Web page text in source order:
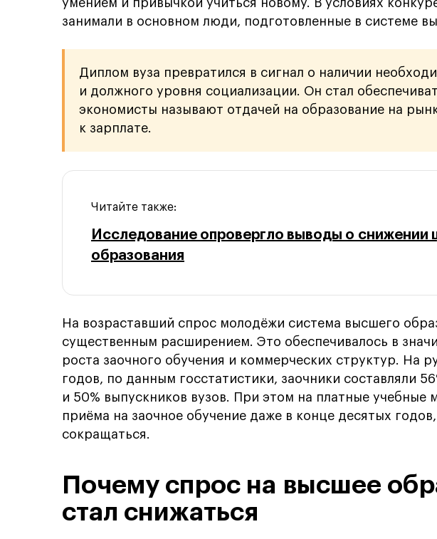
умением и привычкой учиться новому. В условиях
занимали в основном люди, подготовленные в системе
Диплом вуза превратился в сигнал о наличии
и должного уровня социализации. Он стал
экономисты называют отдачей на образование на
к зарплате.
Читайте также:
Исследование опровергло выводы о снижении
образования
На возраставший спрос молодёжи система высшего
существенным расширением. Это обеспечивалось в
роста заочного обучения и коммерческих структур. На
годов, по данным госстатистики, заочники составляли
и 50% выпускников вузов. При этом на платные учебные
приёма на заочное обучение даже в конце десятых
сокращаться.
Почему спрос на высшее
стал снижаться